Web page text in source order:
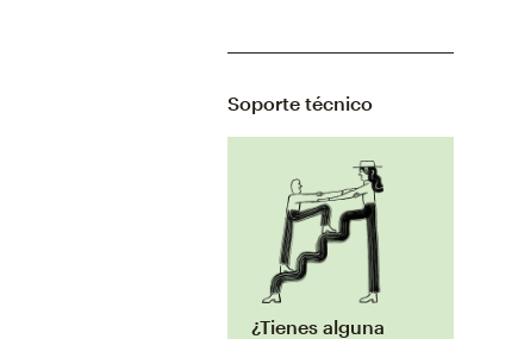
Soporte técnico
¿Tienes alguna